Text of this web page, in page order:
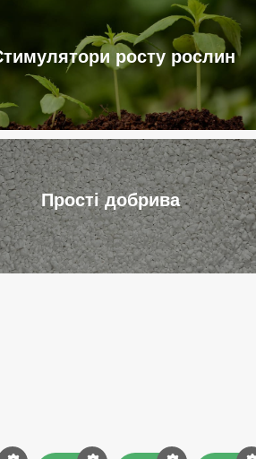
росту рослин
Прості добрива